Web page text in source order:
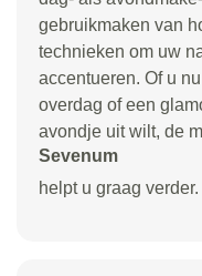
gebruikmaken van
technieken om uw
accentueren. Of u
overdag of een
avondje uit wilt, de
Sevenum
helpt u graag verder.